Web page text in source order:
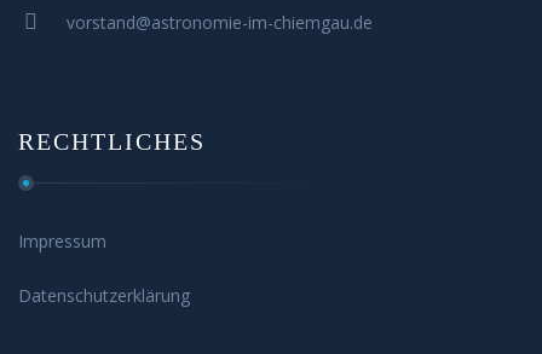
vorstand@astronomie-im-chiemgau.de
RECHTLICHES
Impressum
Datenschutzerklärung